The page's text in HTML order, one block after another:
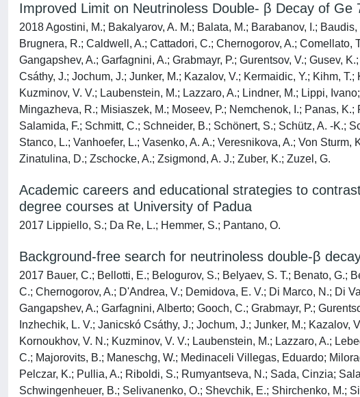
Improved Limit on Neutrinoless Double- β Decay of Ge
2018 Agostini, M.; Bakalyarov, A. M.; Balata, M.; Barabanov, I.;
Brugnera, R.; Caldwell, A.; Cattadori, C.; Chernogorov, A.;
Gangapshev, A.; Garfagnini, A.; Grabmayr, P.; Gurentsov, V.; Gusev,
Csáthy, J.; Jochum, J.; Junker, M.; Kazalov, V.; Kermaidic, Y.; Kihm,
Kuzminov, V. V.; Laubenstein, M.; Lazzaro, A.; Lindner, M.; Lippi,
Mingazheva, R.; Misiaszek, M.; Moseev, P.; Nemchenok, I.; Panas,
Salamida, F.; Schmitt, C.; Schneider, B.; Schönert, S.; Schütz, A. -K.;
Stanco, L.; Vanhoefer, L.; Vasenko, A. A.; Veresnikova, A.; Von
Zinatulina, D.; Zschocke, A.; Zsigmond, A. J.; Zuber, K.; Zuzel, G.
Academic careers and educational strategies to
degree courses at University of Padua
2017 Lippiello, S.; Da Re, L.; Hemmer, S.; Pantano, O.
Background-free search for neutrinoless double-β
2017 Bauer, C.; Bellotti, E.; Belogurov, S.; Belyaev, S. T.; Benato, G.;
C.; Chernogorov, A.; D'Andrea, V.; Demidova, E. V.; Di Marco, N.; Di
Gangapshev, A.; Garfagnini, Alberto; Gooch, C.; Grabmayr, P.;
Inzhechik, L. V.; Janicskó Csáthy, J.; Jochum, J.; Junker, M.;
Kornoukhov, V. N.; Kuzminov, V. V.; Laubenstein, M.; Lazzaro, A.;
C.; Majorovits, B.; Maneschg, W.; Medinaceli Villegas, Eduardo;
Pelczar, K.; Pullia, A.; Riboldi, S.; Rumyantseva, N.; Sada, Cinzia;
Schwingenheuer, B.; Selivanenko, O.; Shevchik, E.; Shirchenko, M.;